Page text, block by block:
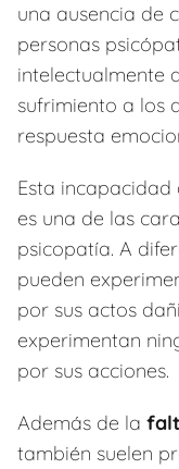
una ausencia de
personas
intelectualmente
sufrimiento a los
respuesta
Esta
es una de las
psicopatía. A
pueden
por sus actos
experimentan
por sus acciones.
Además de la
también suelen